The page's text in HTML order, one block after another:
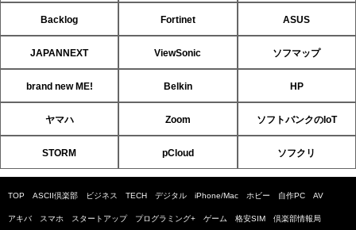
Backlog Fortinet ASUS
JAPANNEXT ViewSonic ソフマップ
brand new ME! Belkin HP
ヤマハ Zoom ソフトバンクのIoT
STORM pCloud ソフクリ
TOP ASCII倶楽部 ビジネス TECH デジタル iPhone/Mac ホビー 自作PC AV
アキバ スマホ スタートアップ プログラミング+ ゲーム 格安SIM 倶楽部情報局